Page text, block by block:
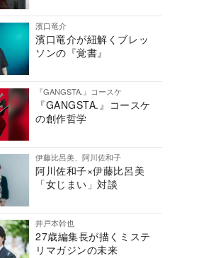
濱口竜介
濱口竜介が紐解くブレッ
ソンの『覚書』
『GANGSTA.』コースケ
『GANGSTA.』コースケ
の創作哲学
伊藤比呂美、阿川佐和子
阿川佐和子×伊藤比呂美
「女じまい」対談
井戸本幹也
27歳編集長が描くミステ
リマガジンの未来